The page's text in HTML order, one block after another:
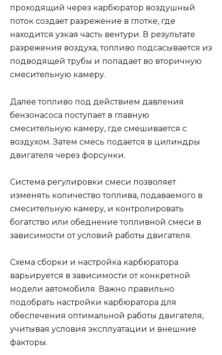
проходящий через карбюратор воздушный
поток создает разрежение в глотке, где
находится узкая часть вентури. В результате
разрежения воздуха, топливо подсасывается из
подводящей трубы и попадает во вторичную
смесительную камеру.
Далее топливо под действием давления
бензонасоса поступает в главную
смесительную камеру, где смешивается с
воздухом. Затем смесь подается в цилиндры
двигателя через форсунки.
Система регулировки смеси позволяет
изменять количество топлива, подаваемого в
смесительную камеру, и контролировать
богатство или обеднение топливной смеси в
зависимости от условий работы двигателя.
Схема сборки и настройка карбюратора
варьируется в зависимости от конкретной
модели автомобиля. Важно правильно
подобрать настройки карбюратора для
обеспечения оптимальной работы двигателя,
учитывая условия эксплуатации и внешние
факторы.